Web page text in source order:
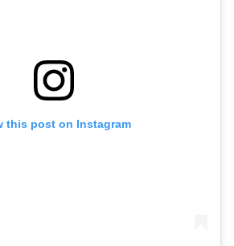
this post on Instagram